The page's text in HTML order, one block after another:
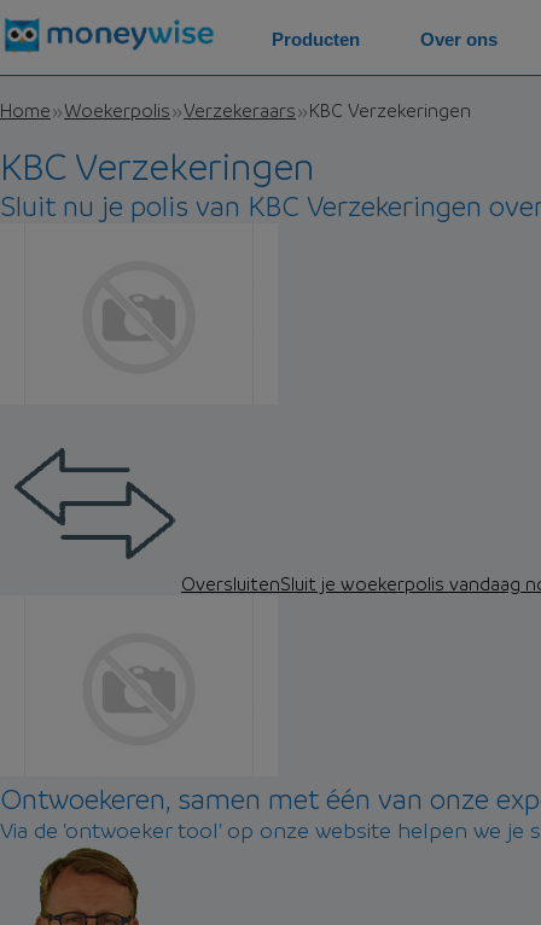
Home Woekerpolis Verzekeraars KBC Verzekeringen
KBC Verzekeringen
Sluit nu je polis van KBC Verzekeringen
OversluitenSluit je woekerpolis vandaag
Ontwoekeren, samen met één van onze
Via de 'ontwoeker tool' op onze website helpen we je
Producten Over ons